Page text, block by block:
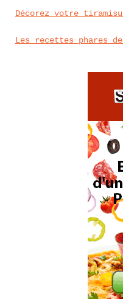
Décorez votre
Les recettes phares